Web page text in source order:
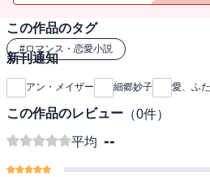
＊本書は、ハーレクイン文庫から既に
クインＳＰ文庫版となります。 ご購入
この作品のタグ
#ロマンス・恋愛小説
新刊通知
アン・メイザー 細郷妙子 愛、ふ
この作品のレビュー （0件）
平均 --